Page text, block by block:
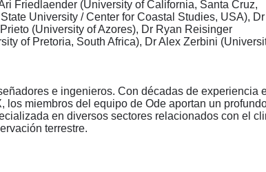
Friedlaender (University of California, Santa Cruz,
University / Center for Coastal Studies, USA), Dr
(University of Azores), Dr Ryan Reisinger
of Pretoria, South Africa), Dr Alex Zerbini
e ingenieros. Con décadas de experiencia
miembros del equipo de Ode aportan un
en diversos sectores relacionados con el
terrestre.